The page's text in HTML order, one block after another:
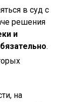
в суд с
решения
и
.
на